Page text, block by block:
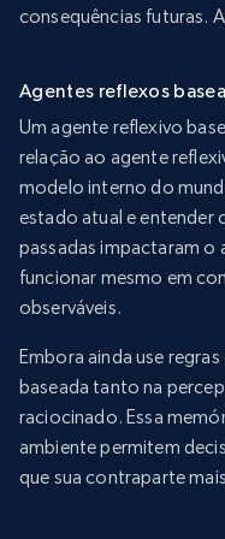
consequências futuras.
Agentes reflexos
Um agente reflexivo
relação ao agente
modelo interno do
estado atual e entender
passadas impactaram o
funcionar mesmo em
observáveis.
Embora ainda use
baseada tanto na
raciocinado. Essa
ambiente permitem
que sua contraparte